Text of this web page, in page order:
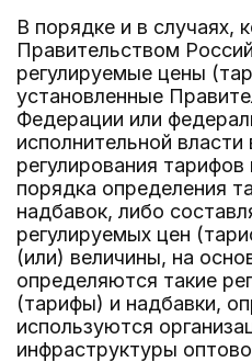
В порядке и в случаях,
Правительством
регулируемые цены
установленные
Федерации или
исполнительной власти
регулирования
порядка определения
надбавок, либо
регулируемых цен
(или) величины, на
определяются такие
(тарифы) и надбавки,
используются
инфраструктуры